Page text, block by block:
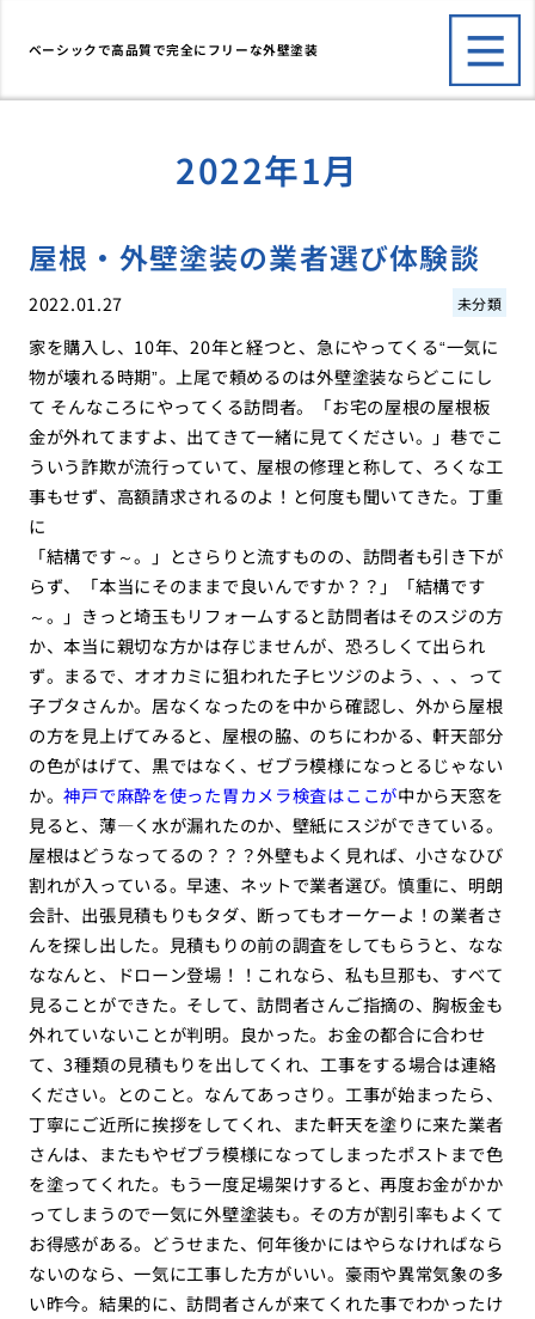
ベーシックで高品質で完全にフリーな外壁塗装
2022年1月
屋根・外壁塗装の業者選び体験談
2022.01.27 未分類
家を購入し、10年、20年と経つと、急にやってくる“一気に
物が壊れる時期”。上尾で頼めるのは外壁塗装ならどこにし
て そんなころにやってくる訪問者。「お宅の屋根の屋根板
金が外れてますよ、出てきて一緒に見てください。」巷でこ
ういう詐欺が流行っていて、屋根の修理と称して、ろくな工
事もせず、高額請求されるのよ！と何度も聞いてきた。丁重
に
「結構です～。」とさらりと流すものの、訪問者も引き下が
らず、「本当にそのままで良いんですか？？」「結構です
～。」きっと埼玉もリフォームすると訪問者はそのスジの方
か、本当に親切な方かは存じませんが、恐ろしくて出られ
ず。まるで、オオカミに狙われた子ヒツジのよう、、、って
子ブタさんか。居なくなったのを中から確認し、外から屋根
の方を見上げてみると、屋根の脇、のちにわかる、軒天部分
の色がはげて、黒ではなく、ゼブラ模様になっとるじゃない
か。神戸で麻酔を使った胃カメラ検査はここが中から天窓を
見ると、薄―く水が漏れたのか、壁紙にスジができている。
屋根はどうなってるの？？？外壁もよく見れば、小さなひび
割れが入っている。早速、ネットで業者選び。慎重に、明朗
会計、出張見積もりもタダ、断ってもオーケーよ！の業者さ
んを探し出した。見積もりの前の調査をしてもらうと、なな
ななんと、ドローン登場！！これなら、私も旦那も、すべて
見ることができた。そして、訪問者さんご指摘の、胸板金も
外れていないことが判明。良かった。お金の都合に合わせ
て、3種類の見積もりを出してくれ、工事をする場合は連絡
ください。とのこと。なんてあっさり。工事が始まったら、
丁寧にご近所に挨拶をしてくれ、また軒天を塗りに来た業者
さんは、またもやゼブラ模様になってしまったポストまで色
を塗ってくれた。もう一度足場架けすると、再度お金がかか
ってしまうので一気に外壁塗装も。その方が割引率もよくて
お得感がある。どうせまた、何年後かにはやらなければなら
ないのなら、一気に工事した方がいい。豪雨や異常気象の多
い昨今。結果的に、訪問者さんが来てくれた事でわかったけ